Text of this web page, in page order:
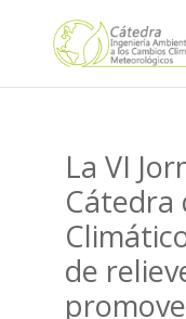
La VI
Cátedra
de